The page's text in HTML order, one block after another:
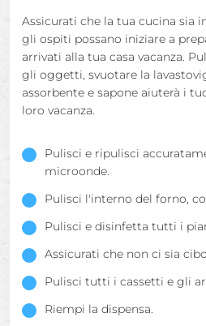
Assicurati che la tua cucina sia
gli ospiti possano iniziare a
arrivati alla tua casa vacanza.
gli oggetti, svuotare la
assorbente e sapone aiuterà i
loro vacanza.
Pulisci e ripulisci
microonde.
Pulisci l'interno del forno,
Pulisci e disinfetta tutti i
Assicurati che non ci sia
Pulisci tutti i cassetti e gli
Riempi la dispensa.